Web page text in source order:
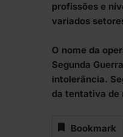
profissões e
variados
O nome da
Segunda
intolerância.
da tentativa de
Bookmark